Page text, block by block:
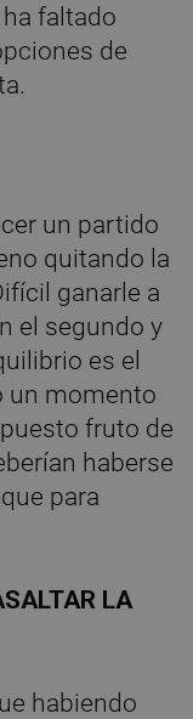
faltado
de
un partido
quitando la
ganarle a
el segundo y
es el
un momento
fruto de
haberse
para
LA
habiendo